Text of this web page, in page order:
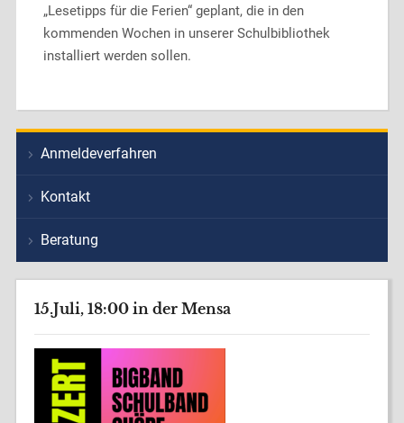
„Lesetipps für die Ferien“ geplant, die in den
kommenden Wochen in unserer Schulbibliothek
installiert werden sollen.
Anmeldeverfahren
Kontakt
Beratung
15.Juli, 18:00 in der Mensa